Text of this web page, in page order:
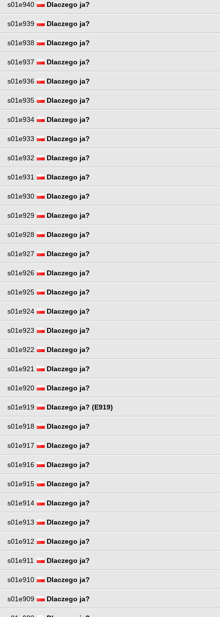
s01e940 Dlaczego ja?
s01e939 Dlaczego ja?
s01e938 Dlaczego ja?
s01e937 Dlaczego ja?
s01e936 Dlaczego ja?
s01e935 Dlaczego ja?
s01e934 Dlaczego ja?
s01e933 Dlaczego ja?
s01e932 Dlaczego ja?
s01e931 Dlaczego ja?
s01e930 Dlaczego ja?
s01e929 Dlaczego ja?
s01e928 Dlaczego ja?
s01e927 Dlaczego ja?
s01e926 Dlaczego ja?
s01e925 Dlaczego ja?
s01e924 Dlaczego ja?
s01e923 Dlaczego ja?
s01e922 Dlaczego ja?
s01e921 Dlaczego ja?
s01e920 Dlaczego ja?
s01e919 Dlaczego ja? (E919)
s01e918 Dlaczego ja?
s01e917 Dlaczego ja?
s01e916 Dlaczego ja?
s01e915 Dlaczego ja?
s01e914 Dlaczego ja?
s01e913 Dlaczego ja?
s01e912 Dlaczego ja?
s01e911 Dlaczego ja?
s01e910 Dlaczego ja?
s01e909 Dlaczego ja?